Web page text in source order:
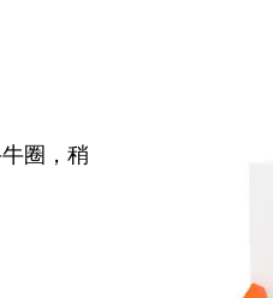
圈，稍